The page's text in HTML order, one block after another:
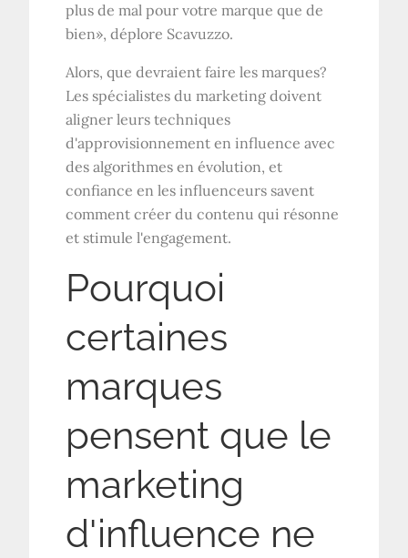
plus de mal pour votre marque que de
bien», déplore Scavuzzo.
Alors, que devraient faire les marques?
Les spécialistes du marketing doivent
aligner leurs techniques
d'approvisionnement en influence avec
des algorithmes en évolution, et
confiance en les influenceurs savent
comment créer du contenu qui résonne
et stimule l'engagement.
Pourquoi
certaines
marques
pensent que le
marketing
d'influence ne